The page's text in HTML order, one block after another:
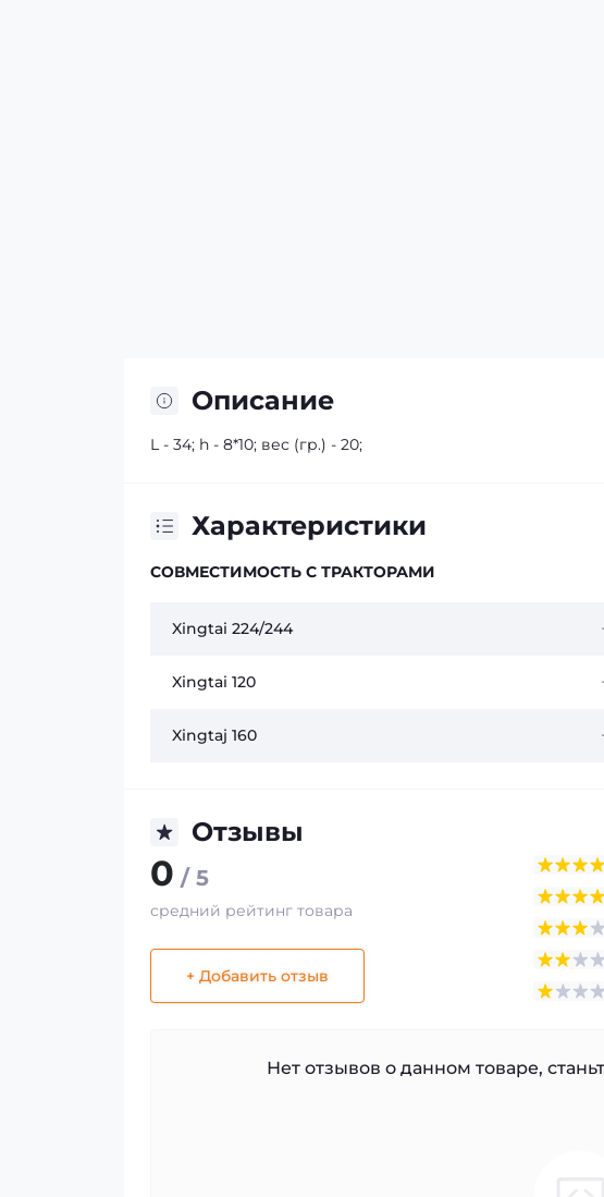
Описание
L - 34; h - 8*10; вес (гр.) - 20;
Характеристики
СОВМЕСТИМОСТЬ С ТРАКТОРАМИ
Xingtai 224/244
Xingtai 120
Xingtaj 160
Отзывы
0 / 5
средний рейтинг товара
+ Добавить отзыв
Нет отзывов о данном товаре,